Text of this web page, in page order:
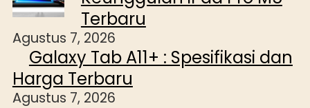
Terbaru
Agustus 7, 2026
Galaxy Tab A11+ : Spesifikasi dan
Harga Terbaru
Agustus 7, 2026